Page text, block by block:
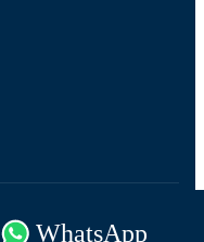
WhatsApp